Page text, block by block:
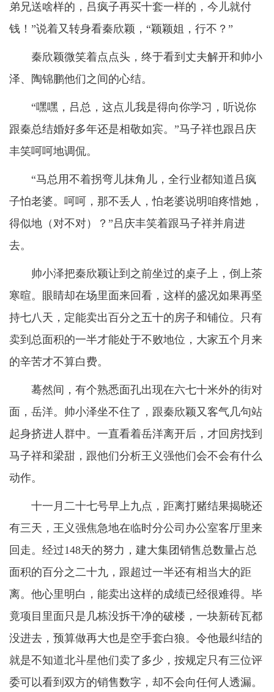
弟兄送啥样的，吕疯子再买十套一样的，今儿就付
钱！”说着又转身看秦欣颖，“颖颖姐，行不？”
秦欣颖微笑着点点头，终于看到丈夫解开和帅小
泽、陶锦鹏他们之间的心结。
“嘿嘿，吕总，这点儿我是得向你学习，听说你
跟秦总结婚好多年还是相敬如宾。”马子祥也跟吕庆
丰笑呵呵地调侃。
“马总用不着拐弯儿抹角儿，全行业都知道吕疯
子怕老婆。呵呵，那不丢人，怕老婆说明咱疼惜她，
得似地（对不对）？”吕庆丰笑着跟马子祥并肩进
去。
帅小泽把秦欣颖让到之前坐过的桌子上，倒上茶
寒暄。眼睛却在场里面来回看，这样的盛况如果再坚
持七八天，定能卖出百分之五十的房子和铺位。只有
卖到总面积的一半才能处于不败地位，大家五个月来
的辛苦才不算白费。
蓦然间，有个熟悉面孔出现在六七十米外的街对
面，岳洋。帅小泽坐不住了，跟秦欣颖又客气几句站
起身挤进人群中。一直看着岳洋离开后，才回房找到
马子祥和梁甜，跟他们分析王义强他们会不会有什么
动作。
十一月二十七号早上九点，距离打赌结果揭晓还
有三天，王义强焦急地在临时分公司办公室客厅里来
回走。经过148天的努力，建大集团销售总数量占总
面积的百分之二十九，跟超过一半还有相当大的距
离。他心里明白，能卖出这样的成绩已经很难得。毕
竟项目里面只是几栋没拆干净的破楼，一块新砖瓦都
没进去，预算做再大也是空手套白狼。令他最纠结的
就是不知道北斗星他们卖了多少，按规定只有三位评
委可以看到双方的销售数字，却不会向任何人透漏。